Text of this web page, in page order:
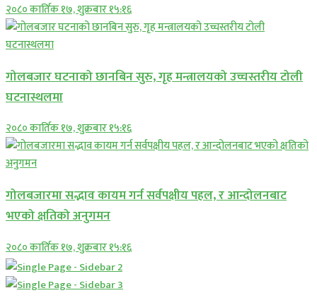
२०८० कार्तिक १७, शुक्रबार १५:१६
गोलबजार घटनाको छानबिन सुरु, गृह मन्त्रालयको उच्चस्तरीय टोली
घटनास्थलमा
२०८० कार्तिक १७, शुक्रबार १५:१६
गोलबजारमा सद्भाव कायम गर्न सर्वपक्षीय पहल, र आन्दोलनबाट
भएको क्षतिको अनुगमन
२०८० कार्तिक १७, शुक्रबार १५:१६